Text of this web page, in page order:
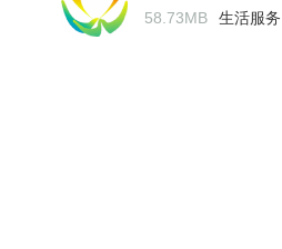
58.73MB 生活服务